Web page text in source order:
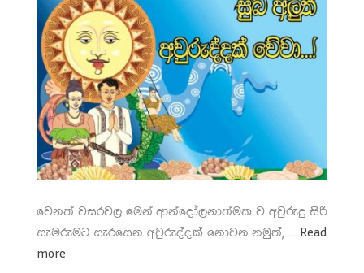
වෙනත් වසරවල මෙන් ආන්දෝලනාත්මක ව අවුරුදු සිරි
සැමරුමට සැරසෙන අවුරුද්දක් නොවන නමුත්, ... Read
more